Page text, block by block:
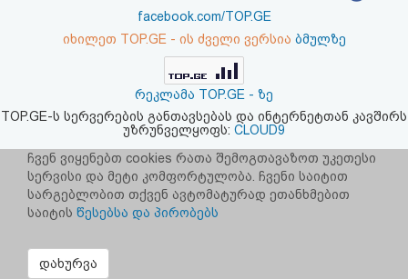
შეთანხმება
პასუხისმგებლობის
უარყოფა
facebook.com/TOP.GE
იხილეთ TOP.GE - ის ძველი ვერსია ბმულზე
რეკლამა TOP.GE - ზე
TOP.GE-ს სერვერების განთავსებას და ინტერნეტთან კავშირს
უზრუნველყოფს: CLOUD9
ჩვენ ვიყენებთ cookies რათა შემოგთავაზოთ უკეთესი
სერვისი და მეტი კომფორტულობა. ჩვენი საიტით
სარგებლობით თქვენ ავტომატურად ეთანხმებით
საიტის წესებსა და პირობებს
დახურვა